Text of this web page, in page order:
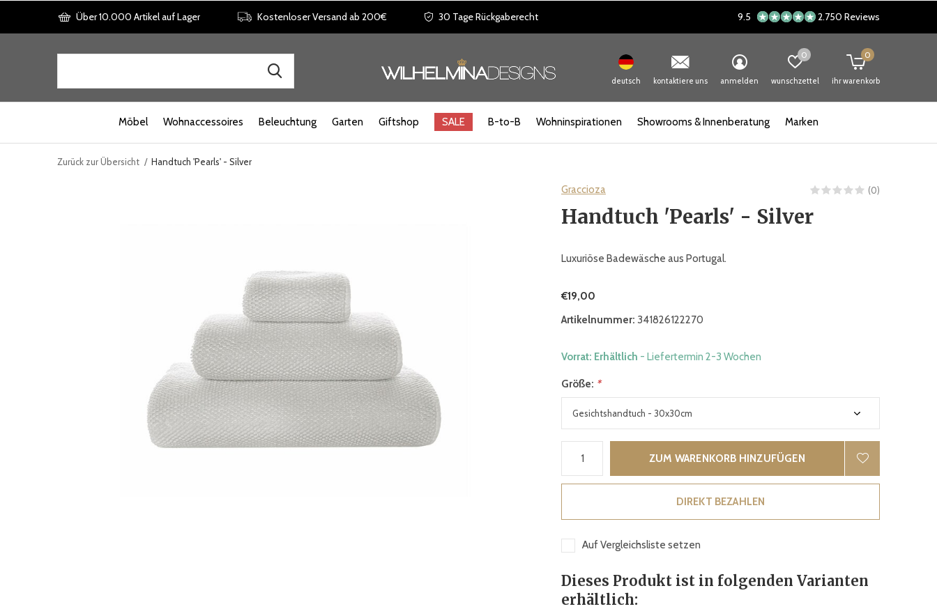
Möbel Wohnaccessoires Beleuchtung Garten Giftshop SALE B-to-B Wohninspirationen Showrooms & Innenberatung Marken
deutsch kontaktiere uns anmelden wunschzettel
0
ihr warenkorb
0
Über 10.000 Artikel auf Lager Kostenloser Versand ab 200€ 30 Tage Rückgaberecht 9.5 2.750 Reviews
Zurück zur Übersicht Handtuch 'Pearls' - Silver
Graccioza (0)
Handtuch 'Pearls' - Silver
Luxuriöse Badewäsche aus Portugal.
€19,00
Artikelnummer: 341826122270
Vorrat: Erhältlich - Liefertermin 2-3 Wochen
Größe: *
ZUM WARENKORB HINZUFÜGEN
DIREKT BEZAHLEN
Auf Vergleichsliste setzen
Dieses Produkt ist in folgenden Varianten
erhältlich: